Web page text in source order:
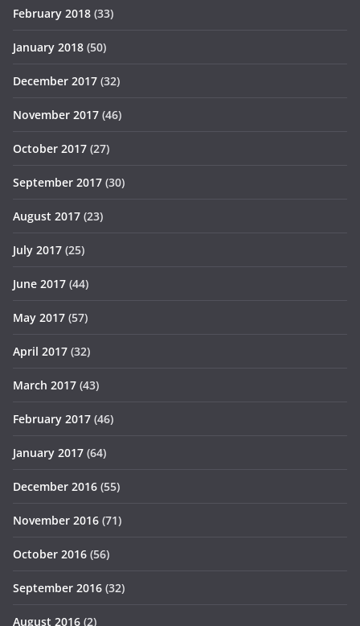
February 2018 (33)
January 2018 (50)
December 2017 (32)
November 2017 (46)
October 2017 (27)
September 2017 (30)
August 2017 (23)
July 2017 (25)
June 2017 (44)
May 2017 (57)
April 2017 (32)
March 2017 (43)
February 2017 (46)
January 2017 (64)
December 2016 (55)
November 2016 (71)
October 2016 (56)
September 2016 (32)
August 2016 (2)